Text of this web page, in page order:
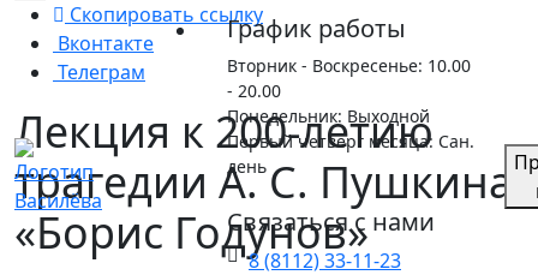
График работы
Вторник - Воскресенье: 10.00
- 20.00
Понедельник: Выходной
Первый четверг месяца: Сан.
день
Связаться с нами
8 (8112) 33-11-23
Скопировать ссылку
Вконтакте
Телеграм
Лекция к 200-летию
трагедии А. С. Пушкина
«Борис Годунов»